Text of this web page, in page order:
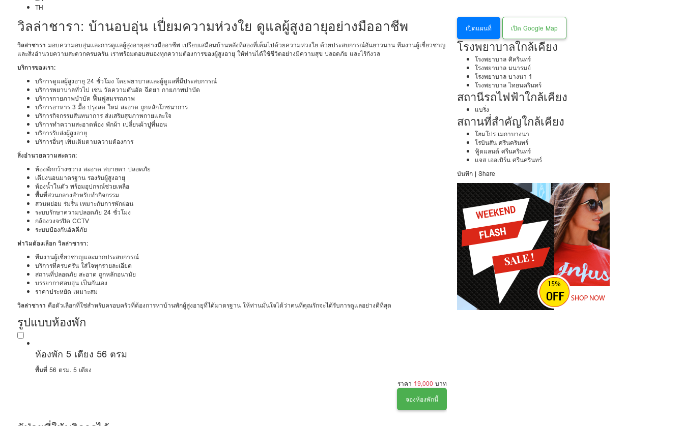
TH
วิลล่าชารา: บ้านอบอุ่น เปี่ยมความห่วงใย ดูแลผู้สูงอายุอย่างมืออาชีพ
วิลล่าชารา มอบความอบอุ่นและการดูแลผู้สูงอายุอย่างมืออาชีพ เปรียบเสมือนบ้านหลังที่สองที่เต็มไปด้วยความห่วงใย ด้วยประสบการณ์อันยาวนาน ทีมงานผู้เชี่ยวชาญ
และสิ่งอำนวยความสะดวกครบครัน เราพร้อมตอบสนองทุกความต้องการของผู้สูงอายุ ให้ท่านได้ใช้ชีวิตอย่างมีความสุข ปลอดภัย และไร้กังวล
บริการของเรา:
บริการดูแลผู้สูงอายุ 24 ชั่วโมง โดยพยาบาลและผู้ดูแลที่มีประสบการณ์
บริการพยาบาลทั่วไป เช่น วัดความดันอัด ฉีดยา กายภาพบำบัด
บริการกายภาพบำบัด ฟื้นฟูสมรรถภาพ
บริการอาหาร 3 มื้อ ปรุงสด ใหม่ สะอาด ถูกหลักโภชนาการ
บริการกิจกรรมสันทนาการ ส่งเสริมสุขภาพกายและใจ
บริการทำความสะอาดห้อง พักผ้า เปลี่ยนผ้าปูที่นอน
บริการรับส่งผู้สูงอายุ
บริการอื่นๆ เพิ่มเติมตามความต้องการ
สิ่งอำนวยความสะดวก:
ห้องพักกว้างขวาง สะอาด สบายตา ปลอดภัย
เตียงนอนมาตรฐาน รองรับผู้สูงอายุ
ห้องน้ำในตัว พร้อมอุปกรณ์ช่วยเหลือ
พื้นที่ส่วนกลางสำหรับทำกิจกรรม
สวนหย่อม ร่มรื่น เหมาะกับการพักผ่อน
ระบบรักษาความปลอดภัย 24 ชั่วโมง
กล้องวงจรปิด CCTV
ระบบป้องกันอัคคีภัย
ทำไมต้องเลือก วิลล่าชารา:
ทีมงานผู้เชี่ยวชาญและมากประสบการณ์
บริการที่ครบครัน ใส่ใจทุกรายละเอียด
สถานที่ปลอดภัย สะอาด ถูกหลักอนามัย
บรรยากาศอบอุ่น เป็นกันเอง
ราคาประหยัด เหมาะสม
วิลล่าชารา คือตัวเลือกที่ใช่สำหรับครอบครัวที่ต้องการหาบ้านพักผู้สูงอายุที่ได้มาตรฐาน ให้ท่านมั่นใจได้ว่าคนที่คุณรักจะได้รับการดูแลอย่างดีที่สุด
รูปแบบห้องพัก
ห้องพัก 5 เตียง 56 ตรม
พื้นที่ 56 ตรม. 5 เตียง
ราคา 19,000 บาท
จองห้องพักนี้
เปิดแผนที่ เปิด Google Map
โรงพยาบาลใกล้เคียง
โรงพยาบาล ศิครินทร์
โรงพยาบาล มนารมย์
โรงพยาบาล บางนา 1
โรงพยาบาล ไทยนครินทร์
สถานีรถไฟฟ้าใกล้เคียง
แบริ่ง
สถานที่สำคัญใกล้เคียง
โฮมโปร เมกาบางนา
โรบินสัน ศรีนครินทร์
ฟู้ดแลนด์ ศรีนครินทร์
แจส เออเบิร์น ศรีนครินทร์
บันทึก | Share